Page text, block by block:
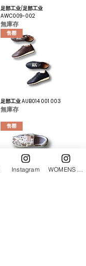
足部工业/足部工业
AWC009-002
無庫存
售罄
足部工业 AUB014 001 003
無庫存
售罄
Instagram